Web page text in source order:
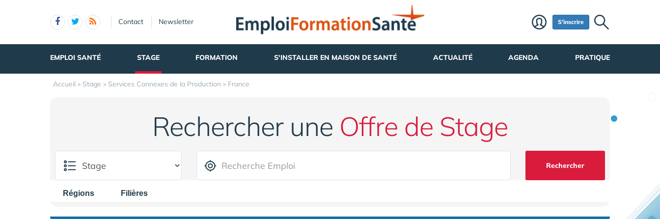
Contact Newsletter S'inscrire
EMPLOI SANTÉ STAGE FORMATION S'INSTALLER EN MAISON DE SANTÉ ACTUALITÉ AGENDA PRATIQUE
Accueil » Stage » Services Connexes de la Production » France
Rechercher une Offre de Stage
Rechercher
Régions Filières